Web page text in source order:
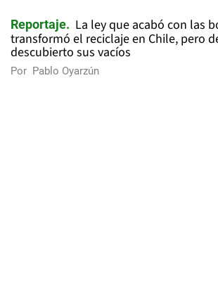
Reportaje
La ley que acabó con las
transformó el reciclaje en Chile, pero
descubierto sus vacíos
Por Pablo Oyarzún